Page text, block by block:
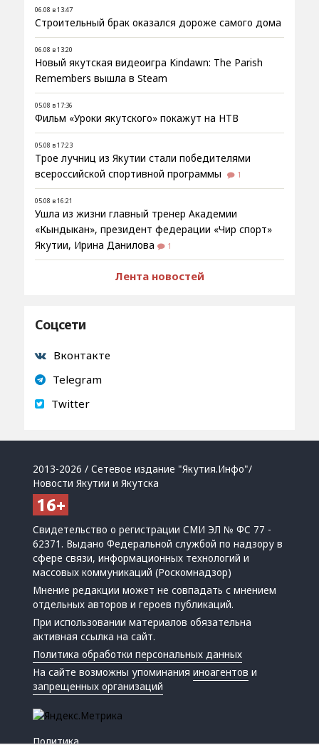
06.08 в 13:47
Строительный брак оказался дороже самого дома
06.08 в 13:20
Новый якутская видеоигра Kindawn: The Parish
Remembers вышла в Steam
05.08 в 17:36
Фильм «Уроки якутского» покажут на НТВ
05.08 в 17:23
Трое лучниц из Якутии стали победителями
всероссийской спортивной программы
1
05.08 в 16:21
Ушла из жизни главный тренер Академии
«Кындыкан», президент федерации «Чир спорт»
Якутии, Ирина Данилова
1
Лента новостей
Соцсети
Вконтакте
Telegram
Twitter
2013-2026 / Сетевое издание "Якутия.Инфо"/
Новости Якутии и Якутска
Свидетельство о регистрации СМИ ЭЛ № ФС 77 -
62371. Выдано Федеральной службой по надзору в
сфере связи, информационных технологий и
массовых коммуникаций (Роскомнадзор)
Мнение редакции может не совпадать с мнением
отдельных авторов и героев публикаций.
При использовании материалов обязательна
активная ссылка на сайт.
Политика обработки персональных данных
На сайте возможны упоминанияиноагентов и
запрещенных организаций
Политика